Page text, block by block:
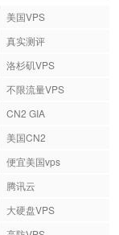
美国VPS
真实测评
洛杉矶VPS
不限流量VPS
CN2 GIA
美国CN2
便宜美国vps
腾讯云
大硬盘VPS